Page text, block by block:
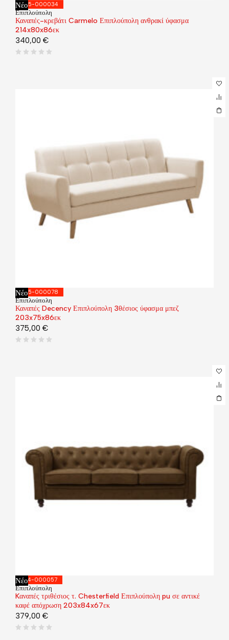
Νέο035-000034
Επιπλούπολη
Καναπές-κρεβάτι Carmelo Επιπλούπολη ανθρακί ύφασμα
214x80x86εκ
340,00 €
Νέο035-000078
Επιπλούπολη
Καναπές Decency Επιπλούπολη 3θέσιος ύφασμα μπεζ
203x75x86εκ
375,00 €
Νέο074-000057
Επιπλούπολη
Kαναπές τριθέσιος τ. Chesterfield Επιπλούπολη pu σε αντικέ
καφέ απόχρωση 203x84x67εκ
379,00 €